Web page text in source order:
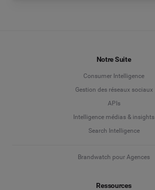
Notre Suite
Consumer Intelligence
Gestion des réseaux sociaux
APIs
Intelligence médias & insights
Search Intelligence
Brandwatch pour Agences
Ressources